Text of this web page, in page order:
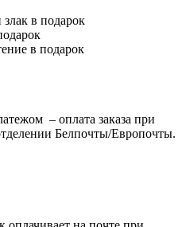
в подарок
в подарок
– оплата заказа при
Белпочты/Европочты.